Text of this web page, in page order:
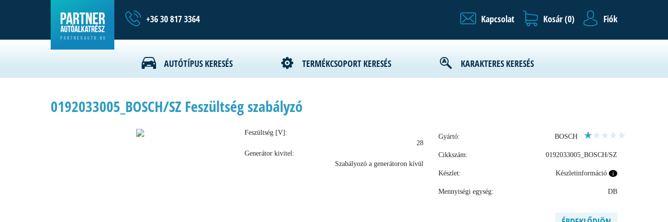
+36 30 817 3364 Kapcsolat Kosár (0) Fiók
AUTÓTÍPUS KERESÉS TERMÉKCSOPORT KERESÉS KARAKTERES KERESÉS
0192033005_BOSCH/SZ Feszültség szabályzó
Feszültség [V]:
28
Generátor kivitel:
Szabályozó a generátoron kívül
Gyártó: BOSCH
Cikkszám: 0192033005_BOSCH/SZ
Készlet: Készletinformáció i
Mennyiségi egység: DB